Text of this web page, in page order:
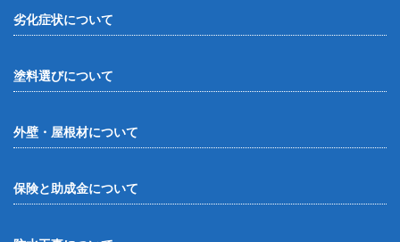
劣化症状について
塗料選びについて
外壁・屋根材について
保険と助成金について